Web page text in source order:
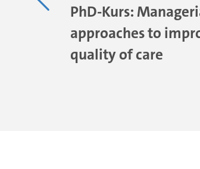
PhD-Kurs:
approaches to
quality of care